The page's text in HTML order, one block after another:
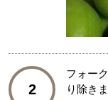
2
フォー
り除きま